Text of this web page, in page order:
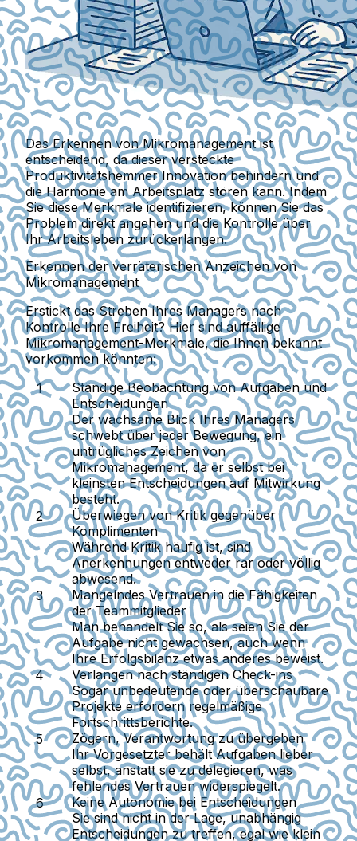
Das Erkennen von Mikromanagement ist
entscheidend, da dieser versteckte
Produktivitätshemmer Innovation behindern und
die Harmonie am Arbeitsplatz stören kann. Indem
Sie diese Merkmale identifizieren, können Sie das
Problem direkt angehen und die Kontrolle über
Ihr Arbeitsleben zurückerlangen.
Erkennen der verräterischen Anzeichen von
Mikromanagement
Erstickt das Streben Ihres Managers nach
Kontrolle Ihre Freiheit? Hier sind auffällige
Mikromanagement-Merkmale, die Ihnen bekannt
vorkommen könnten:
Ständige Beobachtung von Aufgaben und
Entscheidungen
Der wachsame Blick Ihres Managers
schwebt über jeder Bewegung, ein
untrügliches Zeichen von
Mikromanagement, da er selbst bei
kleinsten Entscheidungen auf Mitwirkung
besteht.
Überwiegen von Kritik gegenüber
Komplimenten
Während Kritik häufig ist, sind
Anerkennungen entweder rar oder völlig
abwesend.
Mangelndes Vertrauen in die Fähigkeiten
der Teammitglieder
Man behandelt Sie so, als seien Sie der
Aufgabe nicht gewachsen, auch wenn
Ihre Erfolgsbilanz etwas anderes beweist.
Verlangen nach ständigen Check-ins
Sogar unbedeutende oder überschaubare
Projekte erfordern regelmäßige
Fortschrittsberichte.
Zögern, Verantwortung zu übergeben
Ihr Vorgesetzter behält Aufgaben lieber
selbst, anstatt sie zu delegieren, was
fehlendes Vertrauen widerspiegelt.
Keine Autonomie bei Entscheidungen
Sie sind nicht in der Lage, unabhängig
Entscheidungen zu treffen, egal wie klein